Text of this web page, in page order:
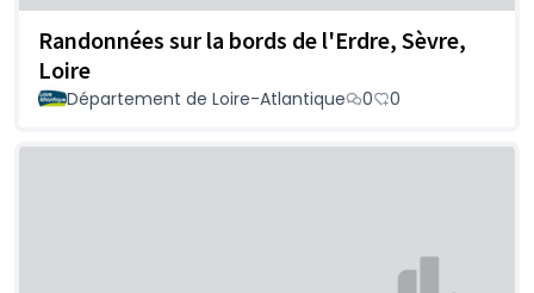
Randonnées sur la bords de l'Erdre, Sèvre,
Loire
Département de Loire-Atlantique 0 0